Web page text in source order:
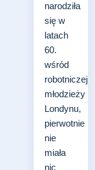
narodziła
się w
latach
60.
wśród
robotniczej
młodzieży
Londynu,
pierwotnie
nie
miała
nic